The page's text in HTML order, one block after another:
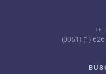
(0051) (1)